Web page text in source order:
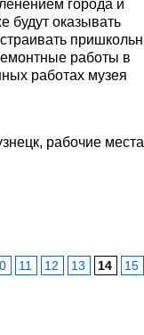
города и
будут оказывать
работы в
работах музея
рабочие места
11 12 13 14 15